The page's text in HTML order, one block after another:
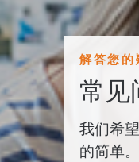
解答您的
常见
我们希
的简单